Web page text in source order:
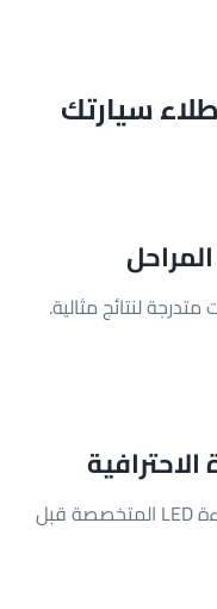
سيارتك
لنتائج مثالية.
نفحص كل بوصة من الطلاء تحت إضاءة LED المتخصصة قبل